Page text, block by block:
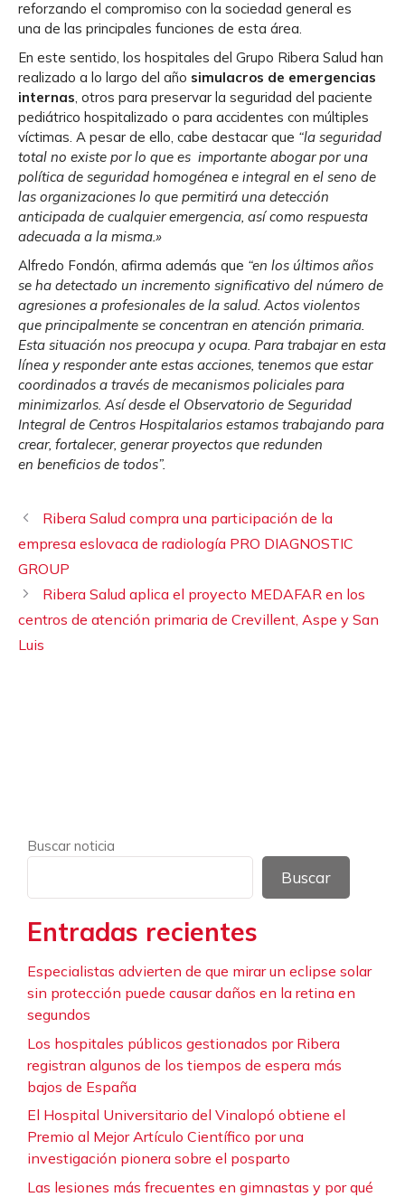
reforzando el compromiso con la sociedad general es
una de las principales funciones de esta área.
En este sentido, los hospitales del Grupo Ribera Salud han
realizado a lo largo del año simulacros de emergencias
internas, otros para preservar la seguridad del paciente
pediátrico hospitalizado o para accidentes con múltiples
víctimas. A pesar de ello, cabe destacar que “la seguridad
total no existe por lo que es importante abogar por una
política de seguridad homogénea e integral en el seno de
las organizaciones lo que permitirá una detección
anticipada de cualquier emergencia, así como respuesta
adecuada a la misma.»
Alfredo Fondón, afirma además que “en los últimos años
se ha detectado un incremento significativo del número de
agresiones a profesionales de la salud. Actos violentos
que principalmente se concentran en atención primaria.
Esta situación nos preocupa y ocupa. Para trabajar en esta
línea y responder ante estas acciones, tenemos que estar
coordinados a través de mecanismos policiales para
minimizarlos. Así desde el Observatorio de Seguridad
Integral de Centros Hospitalarios estamos trabajando para
crear, fortalecer, generar proyectos que redunden
en beneficios de todos”.
Ribera Salud compra una participación de la
empresa eslovaca de radiología PRO DIAGNOSTIC
GROUP
Ribera Salud aplica el proyecto MEDAFAR en los
centros de atención primaria de Crevillent, Aspe y San
Luis
Buscar noticia
Buscar
Entradas recientes
Especialistas advierten de que mirar un eclipse solar
sin protección puede causar daños en la retina en
segundos
Los hospitales públicos gestionados por Ribera
registran algunos de los tiempos de espera más
bajos de España
El Hospital Universitario del Vinalopó obtiene el
Premio al Mejor Artículo Científico por una
investigación pionera sobre el posparto
Las lesiones más frecuentes en gimnastas y por qué